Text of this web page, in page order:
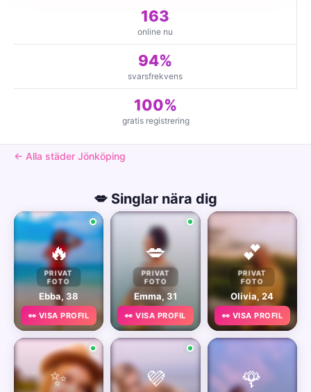
163
online nu
94%
svarsfrekvens
100%
gratis registrering
← Alla städer Jönköping
💋 Singlar nära dig
🔥
PRIVAT
FOTO
Ebba, 38
👀 VISA PROFIL
💋
PRIVAT
FOTO
Emma, 31
👀 VISA PROFIL
💕
PRIVAT
FOTO
Olivia, 24
👀 VISA PROFIL
✨ 💜 🌹